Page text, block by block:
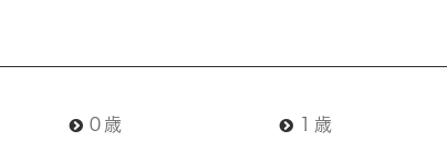
０歳 １歳